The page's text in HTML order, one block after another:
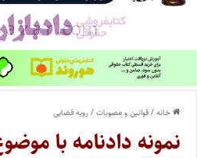
خانه/قوانین و مصوبات/رویه قضایی
نمونه دادنامه با